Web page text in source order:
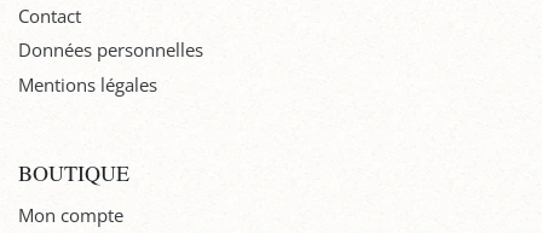
Contact
Données personnelles
Mentions légales
BOUTIQUE
Mon compte